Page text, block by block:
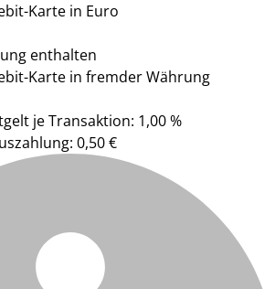
Karte in Euro
enthalten
Karte in fremder Währung
je Transaktion: 1,00 %
0,50 €